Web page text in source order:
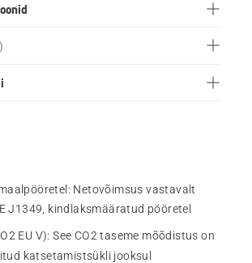
)
: Netovõimsus vastavalt
J1349, kindlaksmääratud pööretel
EU V):See CO2 taseme mõõdistus on
katsetamistsükli jooksul